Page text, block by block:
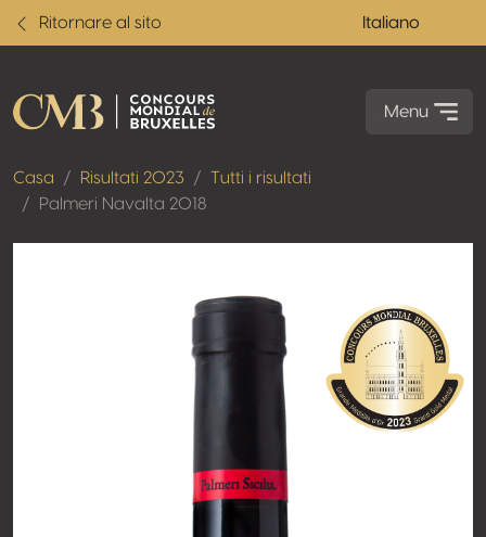
Ritornare al sito Italiano
Menu
Casa Risultati 2023
Tutti i risultati
Palmeri Navalta 2018